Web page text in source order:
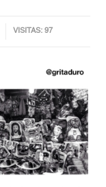
VISITAS: 97